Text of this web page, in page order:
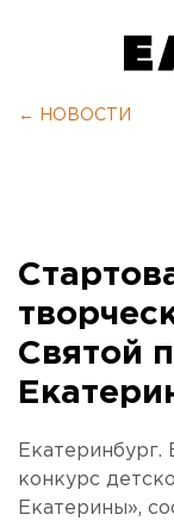
← НОВОСТИ
Святой
Екатеринбург.
конкурс
Екатерины»,